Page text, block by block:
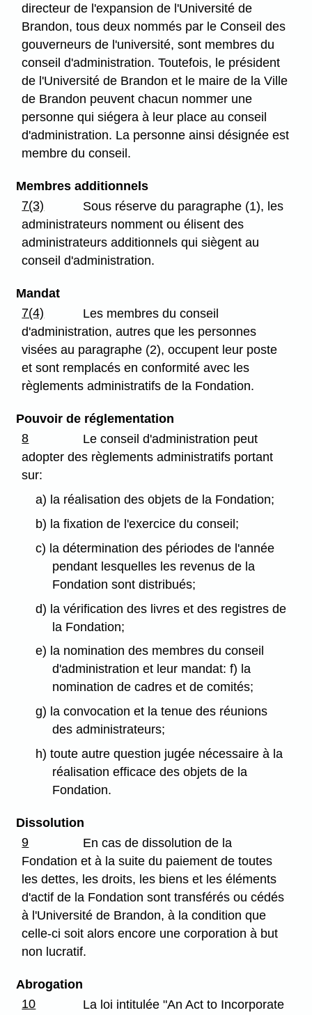
directeur de l'expansion de l'Université de
Brandon, tous deux nommés par le Conseil des
gouverneurs de l'université, sont membres du
conseil d'administration. Toutefois, le président
de l'Université de Brandon et le maire de la Ville
de Brandon peuvent chacun nommer une
personne qui siégera à leur place au conseil
d'administration. La personne ainsi désignée est
membre du conseil.
Membres additionnels
7(3)
Sous réserve du paragraphe (1), les
administrateurs nomment ou élisent des
administrateurs additionnels qui siègent au
conseil d'administration.
Mandat
7(4)
Les membres du conseil
d'administration, autres que les personnes
visées au paragraphe (2), occupent leur poste
et sont remplacés en conformité avec les
règlements administratifs de la Fondation.
Pouvoir de réglementation
8
Le conseil d'administration peut
adopter des règlements administratifs portant
sur:
a) la réalisation des objets de la Fondation;
b) la fixation de l'exercice du conseil;
c) la détermination des périodes de l'année
pendant lesquelles les revenus de la
Fondation sont distribués;
d) la vérification des livres et des registres de
la Fondation;
e) la nomination des membres du conseil
d'administration et leur mandat: f) la
nomination de cadres et de comités;
g) la convocation et la tenue des réunions
des administrateurs;
h) toute autre question jugée nécessaire à la
réalisation efficace des objets de la
Fondation.
Dissolution
9
En cas de dissolution de la
Fondation et à la suite du paiement de toutes
les dettes, les droits, les biens et les éléments
d'actif de la Fondation sont transférés ou cédés
à l'Université de Brandon, à la condition que
celle-ci soit alors encore une corporation à but
non lucratif.
Abrogation
10
La loi intitulée "An Act to Incorporate